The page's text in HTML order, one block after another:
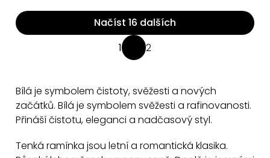
O
v
á
d
a
í
Načíst 16 dalších
á
n
k
v
1 2
Bílá je symbolem čistoty, svěžesti a nových
začátků. Bílá je symbolem svěžesti a rafinovanosti.
Přináší čistotu, eleganci a nadčasový styl.
Tenká ramínka jsou letní a romantická klasika.